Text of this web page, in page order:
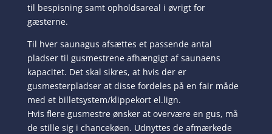
til bespisning samt opholdsareal i øvrigt for
gæsterne.
Til hver saunagus afsættes et passende antal
pladser til gusmestrene afhængigt af saunaens
kapacitet. Det skal sikres, at hvis der er
gusmesterpladser at disse fordeles på en fair måde
med et billetsystem/klippekort el.lign.
Hvis flere gusmestre ønsker at overvære en gus, må
de stille sig i chancekøen. Udnyttes de afmærkede